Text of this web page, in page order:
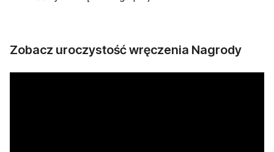
Zobacz uroczystość wręczenia Nagrody